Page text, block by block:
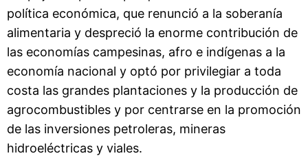
política económica, que renunció a la soberanía
alimentaria y despreció la enorme contribución de
las economías campesinas, afro e indígenas a la
economía nacional y optó por privilegiar a toda
costa las grandes plantaciones y la producción de
agrocombustibles y por centrarse en la promoción
de las inversiones petroleras, mineras
hidroeléctricas y viales.